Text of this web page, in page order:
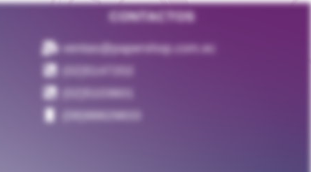
CONTACTOS
ventas@papershop.com.ec
(02)5147202
(02)5103601
(09)98829833